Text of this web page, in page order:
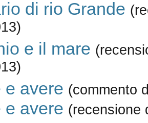
di rio Grande
e il mare
e avere (commento
e avere (recensione